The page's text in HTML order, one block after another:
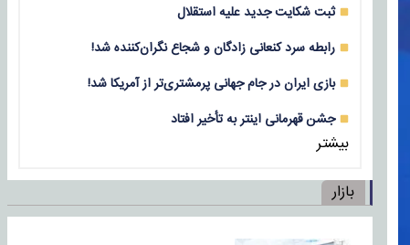
ثبت شکایت جدید علیه استقلال
رابطه سرد کنعانی زادگان و شجاع نگران‌کننده شد!
بازی‌ ایران در جام جهانی پرمشتری‌تر از آمریکا شد!
جشن قهرمانی اینتر به تأخیر افتاد
بیشتر
بازار